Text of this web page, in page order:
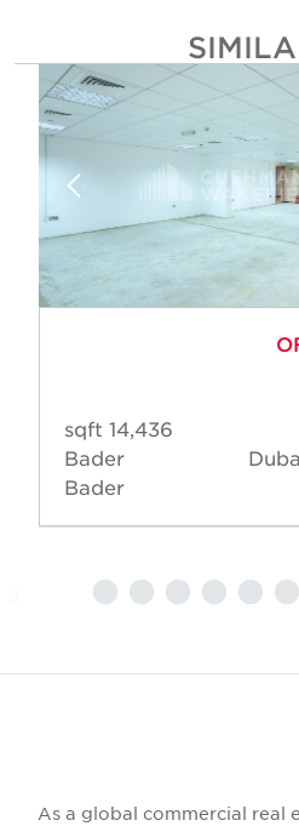
14,436 sqft
Bader
Bader
As a global commercial